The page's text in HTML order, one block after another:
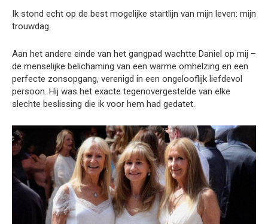
Ik stond echt op de best mogelijke startlijn van mijn leven: mijn
trouwdag.
Aan het andere einde van het gangpad wachtte Daniel op mij –
de menselijke belichaming van een warme omhelzing en een
perfecte zonsopgang, verenigd in een ongelooflijk liefdevol
persoon. Hij was het exacte tegenovergestelde van elke
slechte beslissing die ik voor hem had gedatet.